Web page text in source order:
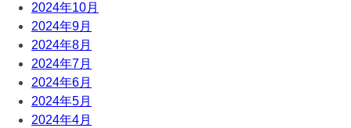
2024年10月
2024年9月
2024年8月
2024年7月
2024年6月
2024年5月
2024年4月